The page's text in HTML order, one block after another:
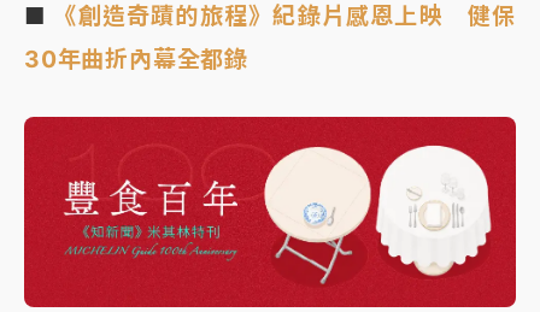
■
《創造奇蹟的旅程》紀錄片感恩上映 健保
30年曲折內幕全都錄